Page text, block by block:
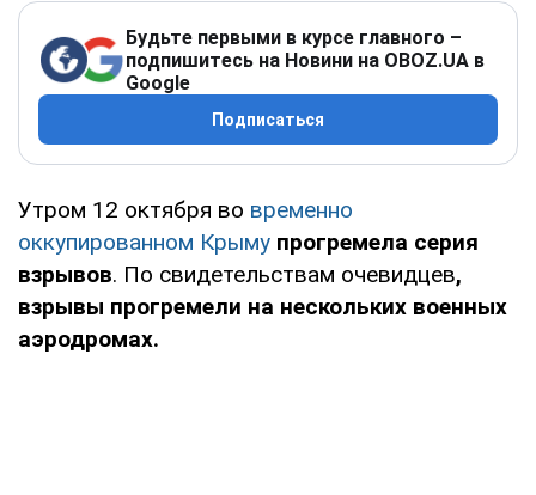
Будьте первыми в курсе главного –
подпишитесь на Новини на OBOZ.UA в
Google
Подписаться
Утром 12 октября во временно
оккупированном Крыму прогремела серия
взрывов. По свидетельствам очевидцев,
взрывы прогремели на нескольких военных
аэродромах.